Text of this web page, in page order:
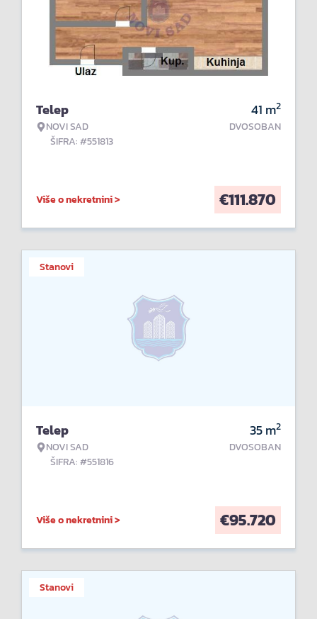
Telep
NOVI SAD
ŠIFRA: #551813
41 m2
DVOSOBAN
Više o nekretnini > €111.870
Stanovi
Telep
NOVI SAD
ŠIFRA: #551816
35m2
DVOSOBAN
Više o nekretnini > €95.720
Stanovi